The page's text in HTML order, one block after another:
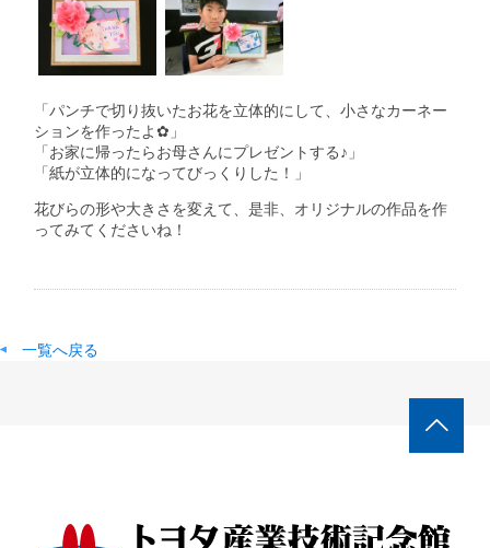
「パンチで切り抜いたお花を立体的にして、小さなカーネー
ションを作ったよ✿」
「お家に帰ったらお母さんにプレゼントする♪」
「紙が立体的になってびっくりした！」
花びらの形や大きさを変えて、是非、オリジナルの作品を作
ってみてくださいね！
一覧へ戻る
